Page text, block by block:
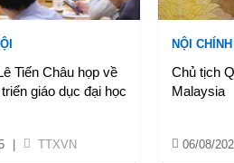
Tiến Châu họp về
giáo dục đại học
TTXVN
NỘI
Chủ tịch
Malaysia
06/08/